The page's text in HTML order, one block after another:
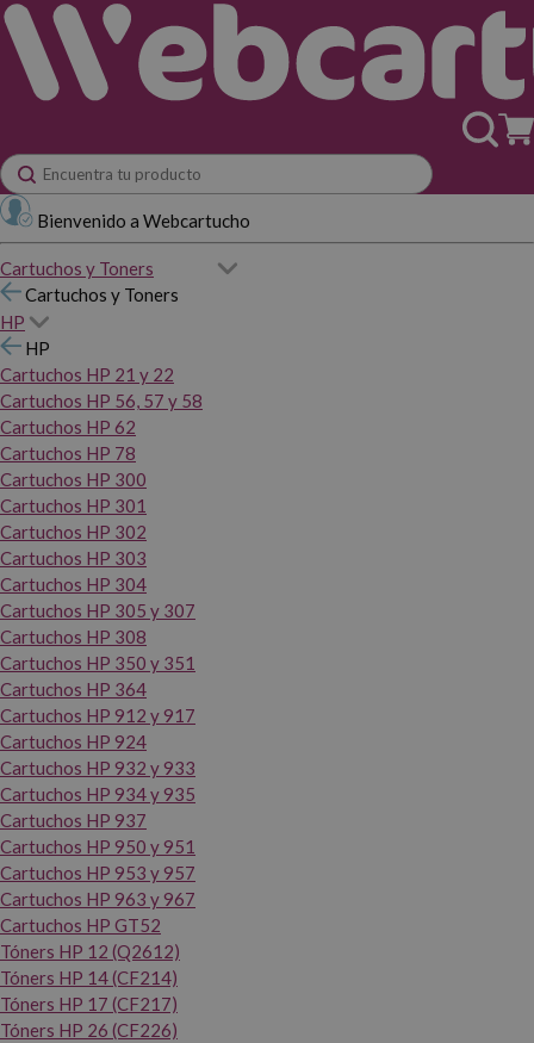
Bienvenido a Webcartucho
Cartuchos y Toners
Cartuchos y Toners
HP
HP
Cartuchos HP 21 y 22
Cartuchos HP 56, 57 y 58
Cartuchos HP 62
Cartuchos HP 78
Cartuchos HP 300
Cartuchos HP 301
Cartuchos HP 302
Cartuchos HP 303
Cartuchos HP 304
Cartuchos HP 305 y 307
Cartuchos HP 308
Cartuchos HP 350 y 351
Cartuchos HP 364
Cartuchos HP 912 y 917
Cartuchos HP 924
Cartuchos HP 932 y 933
Cartuchos HP 934 y 935
Cartuchos HP 937
Cartuchos HP 950 y 951
Cartuchos HP 953 y 957
Cartuchos HP 963 y 967
Cartuchos HP GT52
Tóners HP 12 (Q2612)
Tóners HP 14 (CF214)
Tóners HP 17 (CF217)
Tóners HP 26 (CF226)